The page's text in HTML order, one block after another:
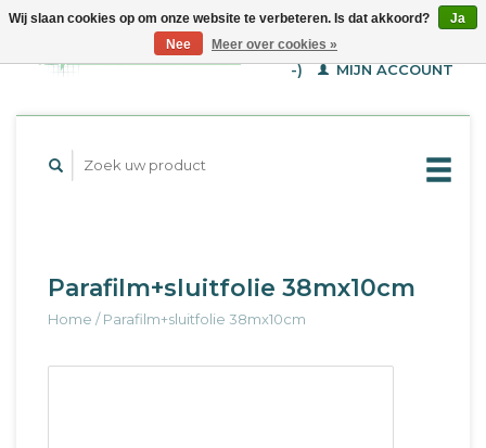
WINKELWAGEN (€--,-
-)
MIJN ACCOUNT
Parafilm+sluitfolie 38mx10cm
Home /Parafilm+sluitfolie 38mx10cm
Wij slaan cookies op om onze website te verbeteren. Is dat akkoord?
Ja
Nee
Meer over cookies »